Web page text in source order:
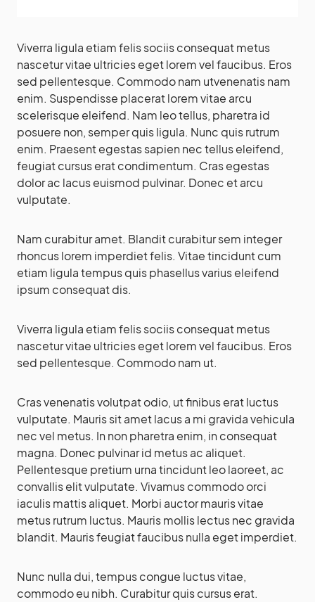
Viverra ligula etiam felis sociis consequat metus
nascetur vitae ultricies eget lorem vel faucibus. Eros
sed pellentesque. Commodo nam utvenenatis nam
enim. Suspendisse placerat lorem vitae arcu
scelerisque eleifend. Nam leo tellus, pharetra id
posuere non, semper quis ligula. Nunc quis rutrum
enim. Praesent egestas sapien nec tellus eleifend,
feugiat cursus erat condimentum. Cras egestas
dolor ac lacus euismod pulvinar. Donec et arcu
vulputate.
Nam curabitur amet. Blandit curabitur sem integer
rhoncus lorem imperdiet felis. Vitae tincidunt cum
etiam ligula tempus quis phasellus varius eleifend
ipsum consequat dis.
Viverra ligula etiam felis sociis consequat metus
nascetur vitae ultricies eget lorem vel faucibus. Eros
sed pellentesque. Commodo nam ut.
Cras venenatis volutpat odio, ut finibus erat luctus
vulputate. Mauris sit amet lacus a mi gravida vehicula
nec vel metus. In non pharetra enim, in consequat
magna. Donec pulvinar id metus ac aliquet.
Pellentesque pretium urna tincidunt leo laoreet, ac
convallis elit vulputate. Vivamus commodo orci
iaculis mattis aliquet. Morbi auctor mauris vitae
metus rutrum luctus. Mauris mollis lectus nec gravida
blandit. Mauris feugiat faucibus nulla eget imperdiet.
Nunc nulla dui, tempus congue luctus vitae,
commodo eu nibh. Curabitur quis cursus erat.